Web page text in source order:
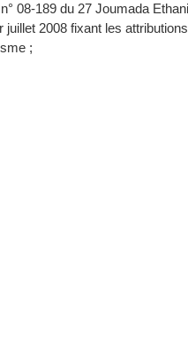
08-189 du 27 Joumada
juillet 2008 fixant les
;